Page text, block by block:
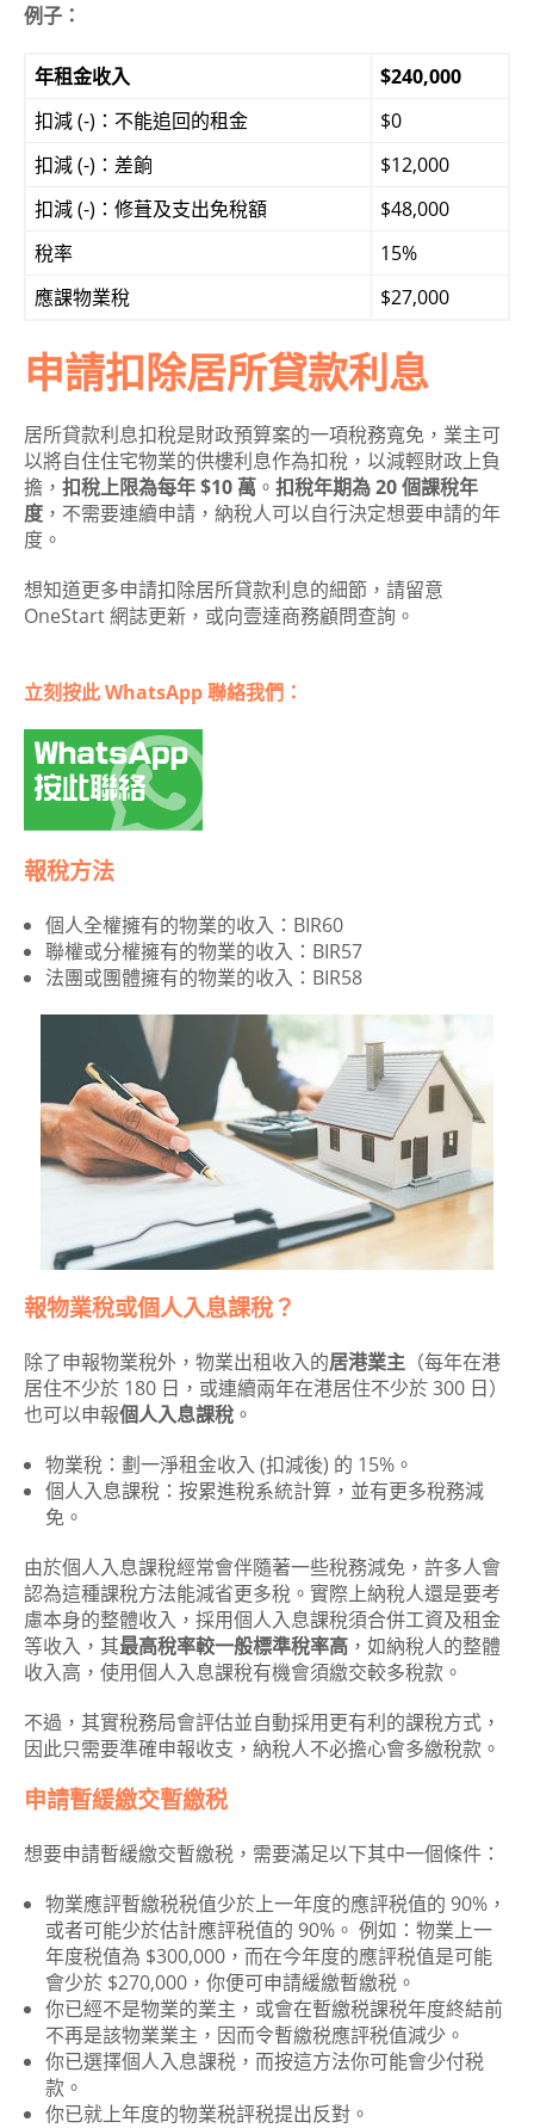
例子：
年租金收入
$240,000
扣減 (-)：不能追回的租金
$0
扣減 (-)：差餉
$12,000
扣減 (-)：修葺及支出免稅額
$48,000
稅率
15%
應課物業稅
$27,000
申請扣除居所貸款利息
居所貸款利息扣稅是財政預算案的一項稅務寬免，業主可
以將自住住宅物業的供樓利息作為扣稅，以減輕財政上負
擔， 扣稅上限為每年 $10 萬 。 扣稅年期為 20 個課稅年
度 ，不需要連續申請，納稅人可以自行決定想要申請的年
度。
想知道更多申請扣除居所貸款利息的細節，請留意
OneStart 網誌更新，或向壹達商務顧問查詢。
立刻按此 WhatsApp 聯絡我們：
報稅方法
個人全權擁有的物業的收入：BIR60
聯權或分權擁有的物業的收入：BIR57
法團或團體擁有的物業的收入：BIR58
報物業稅或個人入息課稅？
除了申報物業稅外，物業出租收入的居港業主 （每年在港
居住不少於 180 日，或連續兩年在港居住不少於 300 日）
也可以申報個人入息課稅 。
物業稅：劃一淨租金收入 (扣減後) 的 15%。
個人入息課稅：按累進稅系統計算，並有更多稅務減
免。
由於個人入息課稅經常會伴隨著一些稅務減免，許多人會
認為這種課稅方法能減省更多稅。實際上納稅人還是要考
慮本身的整體收入，採用個人入息課稅須合併工資及租金
等收入，其最高稅率較一般標準稅率高 ，如納稅人的整體
收入高，使用個人入息課稅有機會須繳交較多稅款。
不過，其實稅務局會評估並自動採用更有利的課稅方式，
因此只需要準確申報收支，納稅人不必擔心會多繳稅款。
申請暫緩繳交暫繳税
想要申請暫緩繳交暫繳税，需要滿足以下其中一個條件：
物業應評暫繳税税值少於上一年度的應評税值的 90%，
或者可能少於估計應評税值的 90%。 例如：物業上一
年度税值為 $300,000，而在今年度的應評税值是可能
會少於 $270,000，你便可申請緩繳暫繳税。
你已經不是物業的業主，或會在暫繳税課税年度終結前
不再是該物業業主，因而令暫繳税應評税值減少。
你已選擇個人入息課税，而按這方法你可能會少付税
款。
你已就上年度的物業税評税提出反對。